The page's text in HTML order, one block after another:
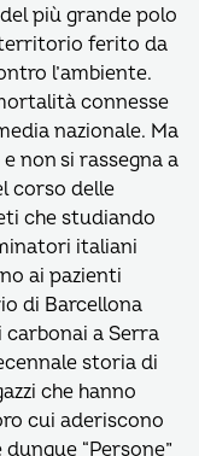
più grande polo
territorio ferito da
l’ambiente.
connesse
nazionale. Ma
non si rassegna a
corso delle
che studiando
italiani
ai pazienti
di Barcellona
a Serra
storia di
che hanno
cui aderiscono
“Persone”